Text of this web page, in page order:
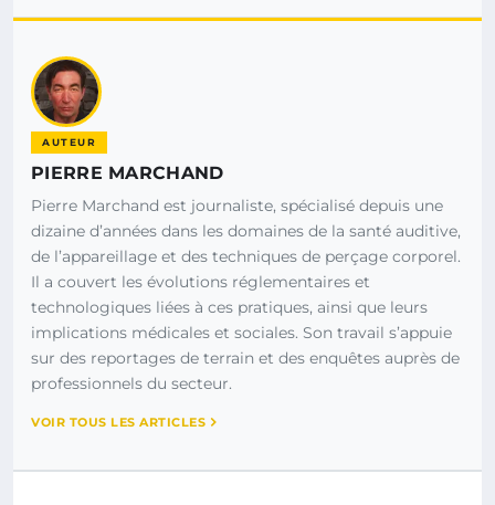
AUTEUR
PIERRE MARCHAND
Pierre Marchand est journaliste, spécialisé depuis une
dizaine d’années dans les domaines de la santé auditive,
de l’appareillage et des techniques de perçage corporel.
Il a couvert les évolutions réglementaires et
technologiques liées à ces pratiques, ainsi que leurs
implications médicales et sociales. Son travail s’appuie
sur des reportages de terrain et des enquêtes auprès de
professionnels du secteur.
VOIR TOUS LES ARTICLES